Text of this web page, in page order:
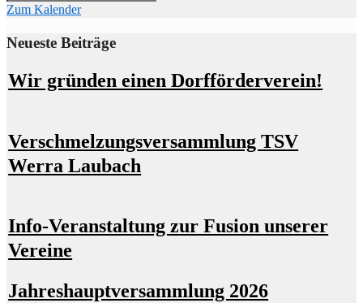
nach:
Zum Kalender
Neueste Beiträge
Wir gründen einen Dorfförderverein!
Verschmelzungsversammlung TSV
Werra Laubach
Info-Veranstaltung zur Fusion unserer
Vereine
Jahreshauptversammlung 2026